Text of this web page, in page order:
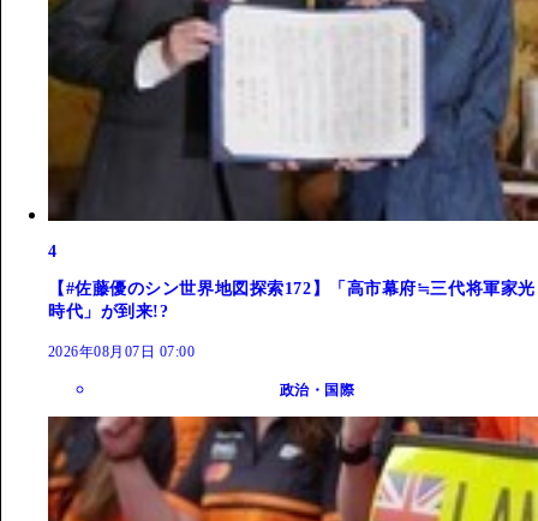
4
【#佐藤優のシン世界地図探索172】「高市幕府≒三代将軍家光
時代」が到来!?
2026年08月07日 07:00
政治・国際